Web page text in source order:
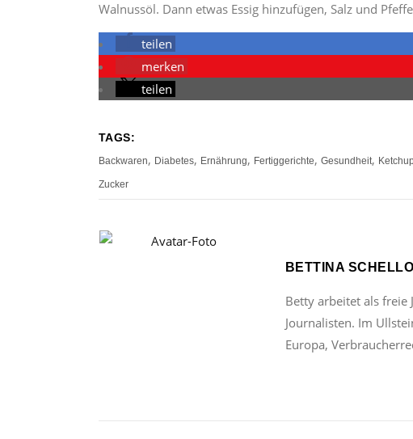
Walnussöl. Dann etwas Essig hinzufügen, Salz und
teilen
merken
teilen
TAGS:
Backwaren, Diabetes, Ernährung, Fertiggerichte, Gesundheit,
Zucker
BETTINA
Betty arbeitet als freie
Journalisten. Im
Europa,